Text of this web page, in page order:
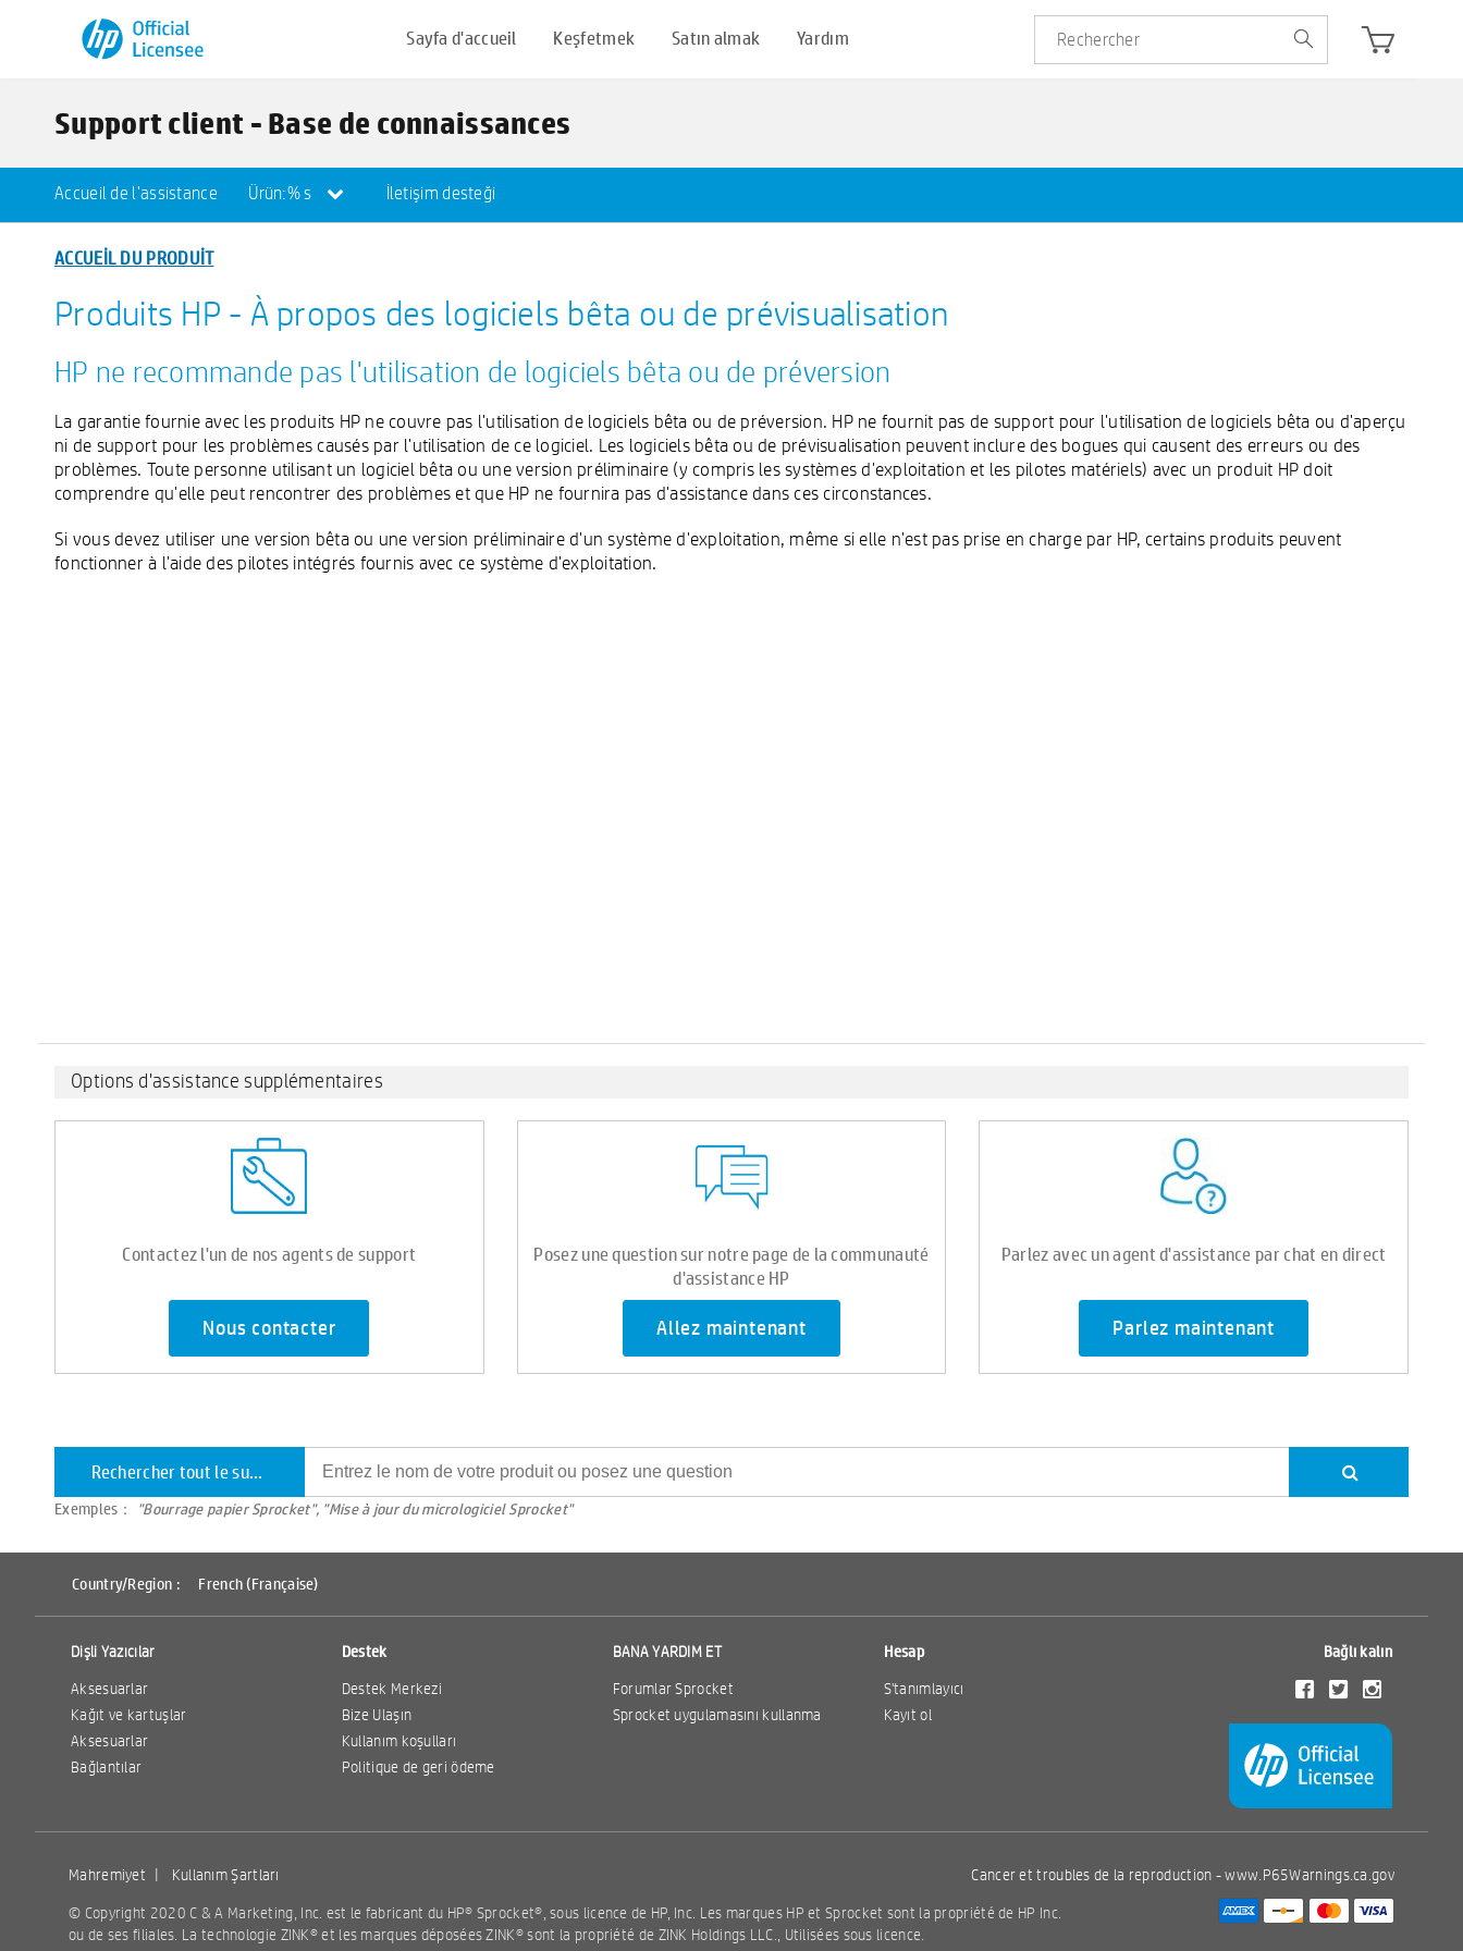
Sayfa d'accueil Keşfetmek Satın almak Yardım
Support client - Base de connaissances
Accueil de l'assistance Ürün:% s İletişim desteği
ACCUEIL DU PRODUIT
Produits HP - À propos des logiciels bêta ou de prévisualisation
HP ne recommande pas l'utilisation de logiciels bêta ou de préversion
La garantie fournie avec les produits HP ne couvre pas l'utilisation de logiciels bêta ou de préversion. HP ne fournit pas de support pour l'utilisation de logiciels bêta ou d'aperçu
ni de support pour les problèmes causés par l'utilisation de ce logiciel. Les logiciels bêta ou de prévisualisation peuvent inclure des bogues qui causent des erreurs ou des
problèmes. Toute personne utilisant un logiciel bêta ou une version préliminaire (y compris les systèmes d'exploitation et les pilotes matériels) avec un produit HP doit
comprendre qu'elle peut rencontrer des problèmes et que HP ne fournira pas d'assistance dans ces circonstances.
Si vous devez utiliser une version bêta ou une version préliminaire d'un système d'exploitation, même si elle n'est pas prise en charge par HP, certains produits peuvent
fonctionner à l'aide des pilotes intégrés fournis avec ce système d'exploitation.
Options d'assistance supplémentaires
Contactez l'un de nos agents de support
Nous contacter
Posez une question sur notre page de la communauté
d'assistance HP
Allez maintenant
Parlez avec un agent d'assistance par chat en direct
Parlez maintenant
Rechercher tout le support
Exemples： "Bourrage papier Sprocket", "Mise à jour du micrologiciel Sprocket"
Country/Region : French (Française)
Dişli Yazıcılar
Aksesuarlar
Kağıt ve kartuşlar
Aksesuarlar
Bağlantılar
Destek
Destek Merkezi
Bize Ulaşın
Kullanım koşulları
Politique de geri ödeme
BANA YARDIM ET
Forumlar Sprocket
Sprocket uygulamasını kullanma
Hesap
S'tanımlayıcı
Kayıt ol
Bağlı kalın
Mahremiyet | Kullanım Şartları Cancer et troubles de la reproduction -www.P65Warnings.ca.gov
© Copyright 2020 C & A Marketing, Inc. est le fabricant du HP® Sprocket®, sous licence de HP, Inc. Les marques HP et Sprocket sont la propriété de HP Inc.
ou de ses filiales. La technologie ZINK® et les marques déposées ZINK® sont la propriété de ZINK Holdings LLC., Utilisées sous licence.